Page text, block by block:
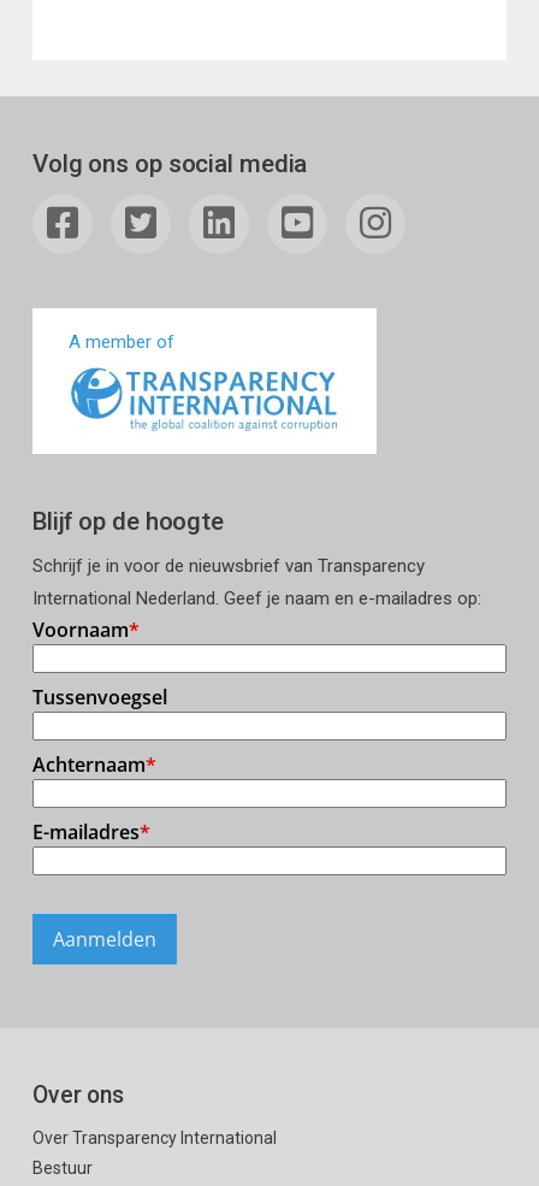
Volg ons op social media
A member of
Blijf op de hoogte
Schrijf je in voor de nieuwsbrief van Transparency
International Nederland. Geef je naam en e-mailadres op:
Over ons
Over Transparency International
Bestuur